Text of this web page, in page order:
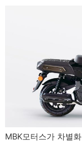
MBK모터스가 차별